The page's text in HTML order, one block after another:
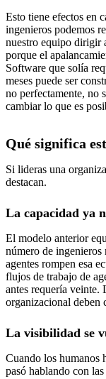
Esto tiene efectos en
ingenieros podemos
nuestro equipo dirigir
porque el
Software que solía
meses puede ser
no perfectamente, no
cambiar lo que es
Qué significa
Si lideras una
destacan.
La capacidad ya
El modelo anterior
número de
agentes rompen esa
flujos de trabajo de
antes requería veinte.
organizacional deben
La visibilidad se
Cuando los humanos
pasó hablando con